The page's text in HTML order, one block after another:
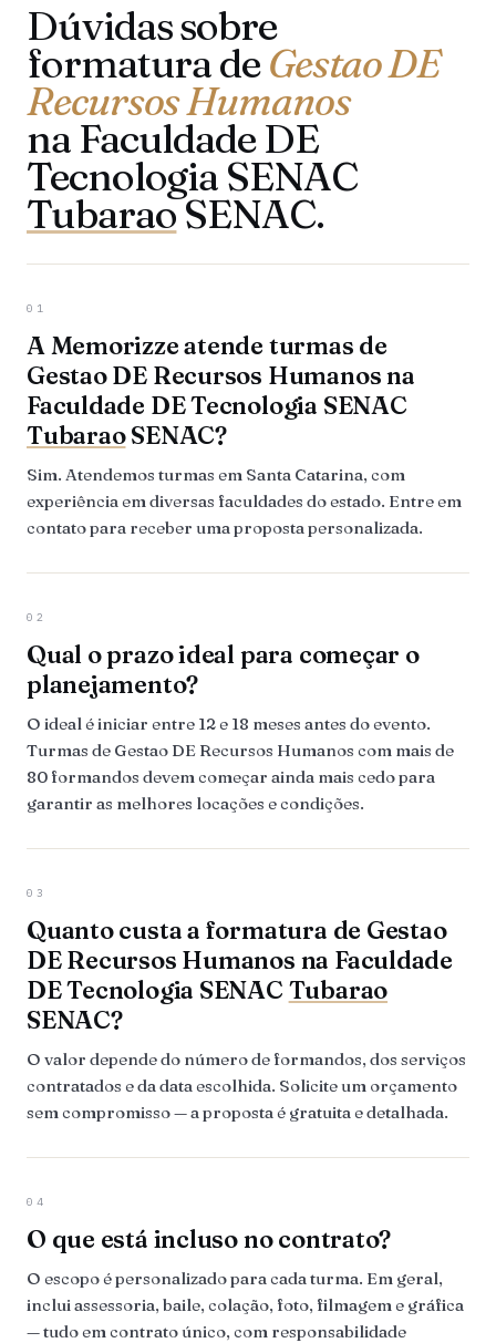
Dúvidas sobre
formatura deGestao DE
Recursos Humanos
na Faculdade DE
Tecnologia SENAC
TubaraoSENAC.
01
A Memorizze atende turmas de
Gestao DE Recursos Humanos na
Faculdade DE Tecnologia SENAC
TubaraoSENAC?
Sim. Atendemos turmas em Santa Catarina, com
experiência em diversas faculdades do estado. Entre em
contato para receber uma proposta personalizada.
02
Qual o prazo ideal para começar o
planejamento?
O ideal é iniciar entre 12 e 18 meses antes do evento.
Turmas de Gestao DE Recursos Humanos com mais de
80 formandos devem começar ainda mais cedo para
garantir as melhores locações e condições.
03
Quanto custa a formatura de Gestao
DE Recursos Humanos na Faculdade
DE Tecnologia SENAC Tubarao
SENAC?
O valor depende do número de formandos, dos serviços
contratados e da data escolhida. Solicite um orçamento
sem compromisso — a proposta é gratuita e detalhada.
04
O que está incluso no contrato?
O escopo é personalizado para cada turma. Em geral,
inclui assessoria, baile, colação, foto, filmagem e gráfica
— tudo em contrato único, com responsabilidade